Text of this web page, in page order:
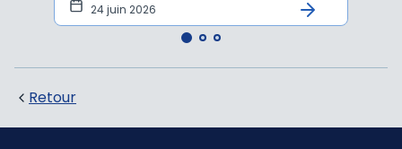
24 juin 2026
Retour